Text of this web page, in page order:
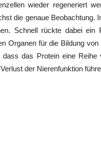
wieder regeneriert
die genaue Beobachtung.
Schnell rückte dabei
Organen für die Bildung
das Protein eine
der Nierenfunktion